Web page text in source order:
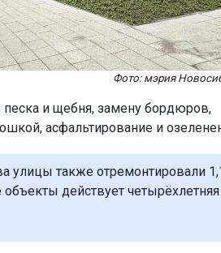
Фото: мэрия
и щебня, замену бордюров,
асфальтирование и
улицы также отремонтировали
действует четырёхлетняя